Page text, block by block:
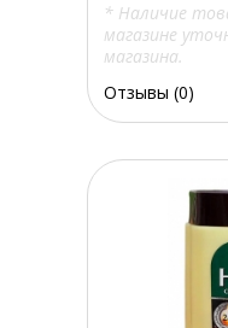
* Наличие
магазине
магазина.
Отзывы (0)